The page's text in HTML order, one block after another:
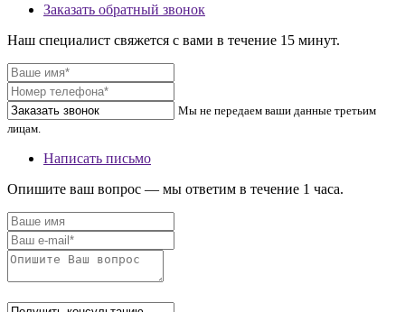
Заказать обратный звонок
Наш специалист свяжется с вами в течение 15 минут.
Мы не передаем ваши данные третьим
лицам.
Написать письмо
Опишите ваш вопрос — мы ответим в течение 1 часа.